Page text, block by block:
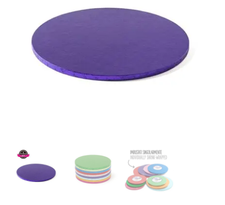
Nowości
Ozdoby na tort weselny